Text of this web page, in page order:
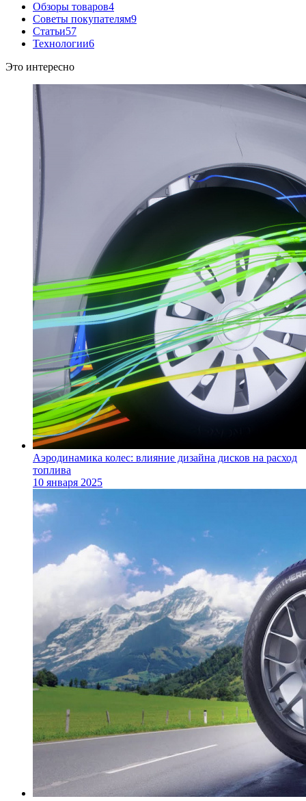
Обзоры товаров4
Советы покупателям9
Статьи57
Технологии6
Это интересно
Аэродинамика колес: влияние дизайна дисков на расход
топлива
10 января 2025